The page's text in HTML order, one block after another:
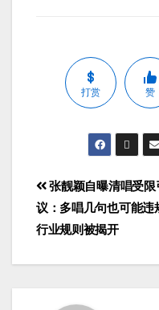
打赏 赞
张靓颖自曝清唱受限
议：多唱几句也可能违
行业规则被揭开